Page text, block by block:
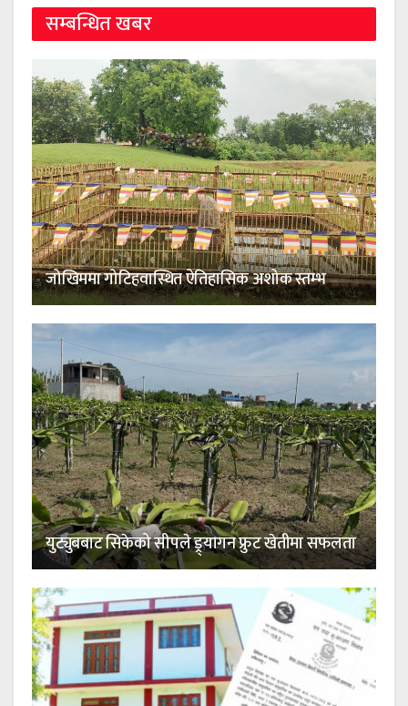
सम्बन्धित खबर
जोखिममा गोटिहवास्थित ऐतिहासिक अशोक स्तम्भ
युट्युबबाट सिकेको सीपले ड्र्यागन फ्रुट खेतीमा सफलता